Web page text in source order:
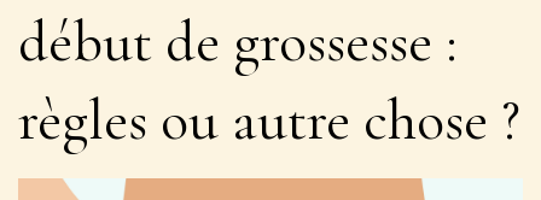
début de grossesse :
règles ou autre chose ?